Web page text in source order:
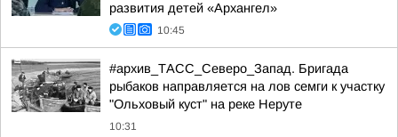
развития детей «Архангел»
10:45
#архив_ТАСС_Северо_Запад. Бригада
рыбаков направляется на лов семги к участку
"Ольховый куст" на реке Неруте
10:31